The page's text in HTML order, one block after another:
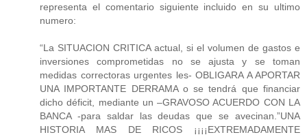
representa el comentario siguiente incluido en su ultimo
numero:
“La SITUACION CRITICA actual, si el volumen de gastos e
inversiones comprometidas no se ajusta y se toman
medidas correctoras urgentes les- OBLIGARA A APORTAR
UNA IMPORTANTE DERRAMA o se tendrá que financiar
dicho déficit, mediante un –GRAVOSO ACUERDO CON LA
BANCA -para saldar las deudas que se avecinan.”UNA
HISTORIA MAS DE RICOS ¡¡¡¡EXTREMADAMENTE